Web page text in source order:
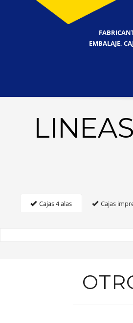
EMBALAJE,
Cajas 4 alas Cajas